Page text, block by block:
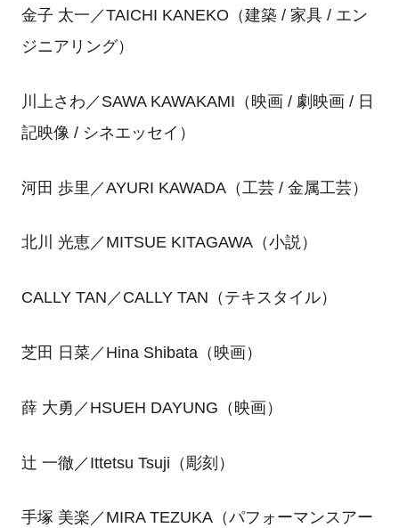
金子 太一／TAICHI KANEKO（建築 / 家具 / エン
ジニアリング）
川上さわ／SAWA KAWAKAMI（映画 / 劇映画 / 日
記映像 / シネエッセイ）
河田 歩里／AYURI KAWADA（工芸 / 金属工芸）
北川 光恵／MITSUE KITAGAWA（小説）
CALLY TAN／CALLY TAN（テキスタイル）
芝田 日菜／Hina Shibata（映画）
薛 大勇／HSUEH DAYUNG（映画）
辻 一徹／Ittetsu Tsuji（彫刻）
手塚 美楽／MIRA TEZUKA（パフォーマンスアー